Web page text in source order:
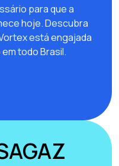
para que a
hoje. Descubra
está engajada
todo Brasil.